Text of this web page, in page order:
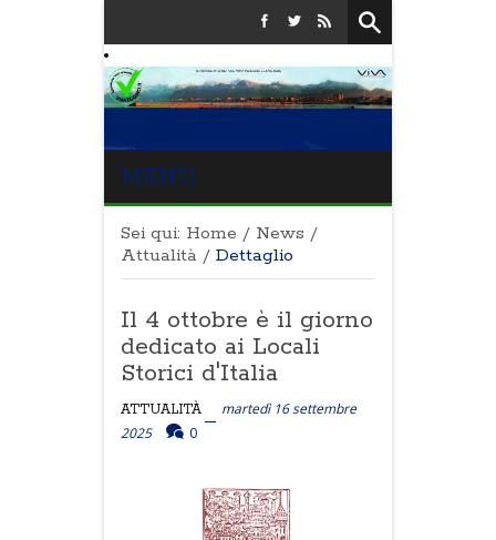
MENU
Sei qui: Home / News /
Attualità / Dettaglio
Il 4 ottobre è il giorno
dedicato ai Locali
Storici d'Italia
ATTUALITÀ
martedì 16 settembre
2025
0